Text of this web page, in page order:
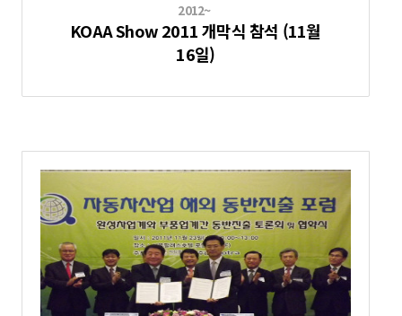
2012~
KOAA Show 2011 개막식 참석 (11월
16일)